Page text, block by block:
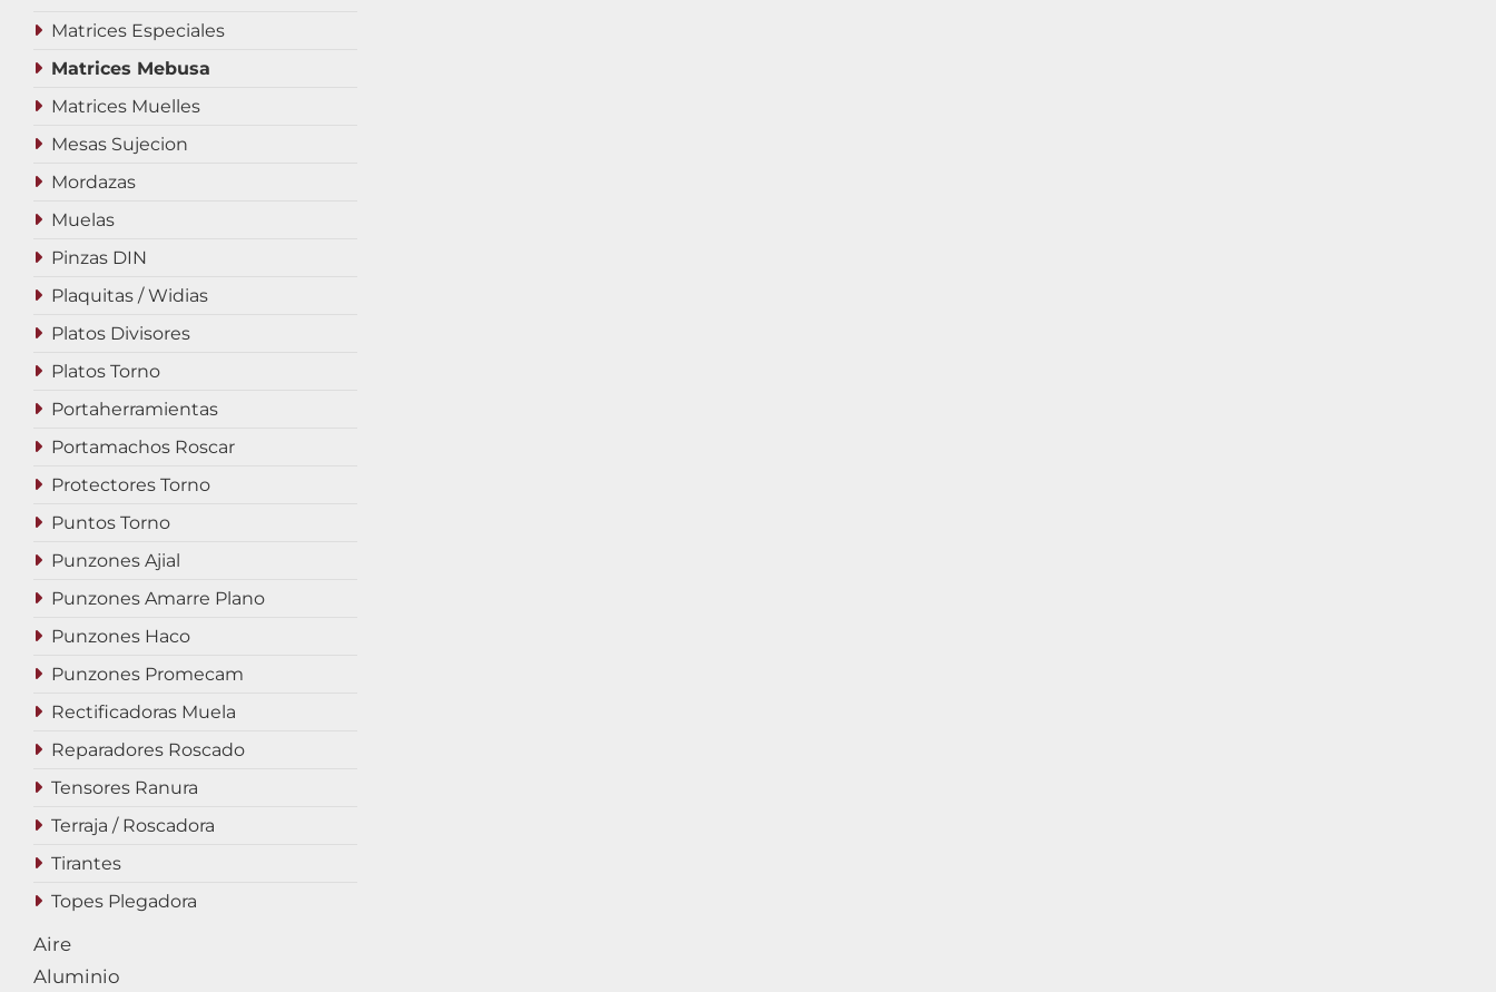
Matrices Especiales
Matrices Mebusa
Matrices Muelles
Mesas Sujecion
Mordazas
Muelas
Pinzas DIN
Plaquitas / Widias
Platos Divisores
Platos Torno
Portaherramientas
Portamachos Roscar
Protectores Torno
Puntos Torno
Punzones Ajial
Punzones Amarre Plano
Punzones Haco
Punzones Promecam
Rectificadoras Muela
Reparadores Roscado
Tensores Ranura
Terraja / Roscadora
Tirantes
Topes Plegadora
Aire
Aluminio